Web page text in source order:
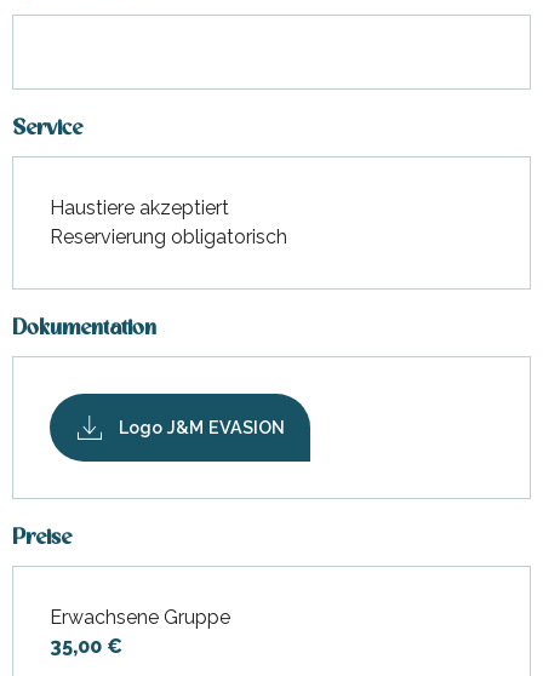
Service
Haustiere akzeptiert
Reservierung obligatorisch
Dokumentation
Logo J&M EVASION
Preise
Preise 2026
Erwachsene Gruppe
35,00 €